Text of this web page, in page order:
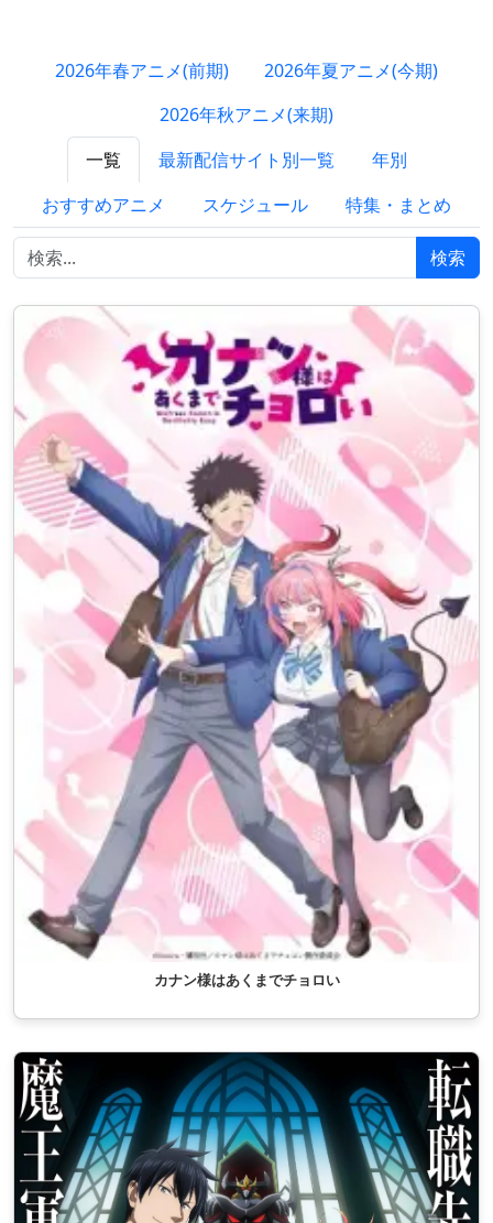
2026年春アニメ(前期)
2026年夏アニメ(今期)
2026年秋アニメ(来期)
一覧
最新配信サイト別一覧
年別
おすすめアニメ
スケジュール 特集・まとめ
検索
カナン様はあくまでチョロい